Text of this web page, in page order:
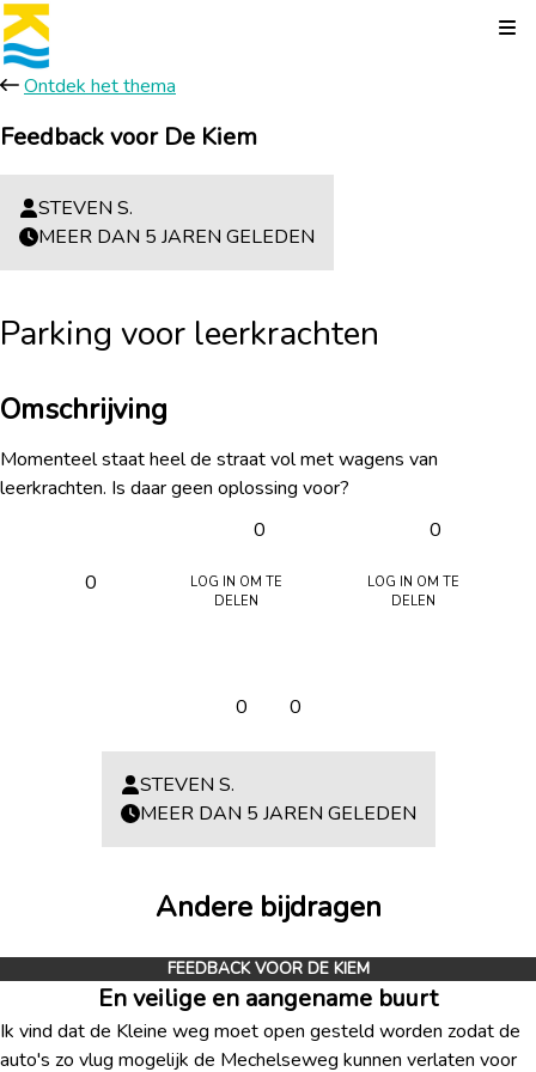
Ontdek het thema
Feedback voor De Kiem
STEVEN S.
MEER DAN 5 JAREN GELEDEN
Parking voor leerkrachten
Omschrijving
Momenteel staat heel de straat vol met wagens van
leerkrachten. Is daar geen oplossing voor?
0
0
Log in om te
delen
0
Log in om te
delen
0 0
STEVEN S.
MEER DAN 5 JAREN GELEDEN
Andere bijdragen
FEEDBACK VOOR DE KIEM
En veilige en aangename buurt
Ik vind dat de Kleine weg moet open gesteld worden zodat de
auto's zo vlug mogelijk de Mechelseweg kunnen verlaten voor